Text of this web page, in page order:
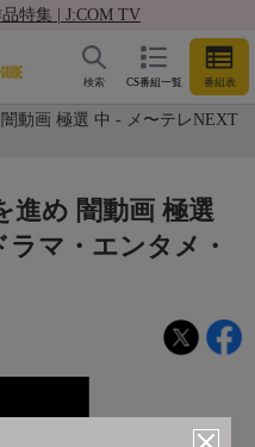
特集 | J:COM TV
CS番組一覧 番組表
検索
動画 極選 中 - メ〜テレNEXT
進め 闇動画 極選
マ・エンタメ・